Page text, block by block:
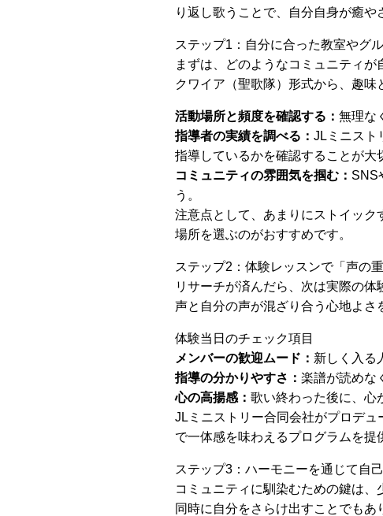
り返し歌うことで、自分自身が癒や
ステップ1：自分に合った教室やグ
まずは、どのようなコミュニティ
クワイア（聖歌隊）形式から、趣味
活動場所と頻度を確認する： 無理な
指導者の実績を調べる： JLミニスト
指導しているかを確認することが大
コミュニティの雰囲気を掴む： SNS
う。
注意点として、あまりにストイッ
場所を選ぶのがおすすめです。
ステップ2：体験レッスンで「声の
リサーチが済んだら、次は実際の
声と自分の声が混ざり合う心地よさ
体験当日のチェック項目
メンバーの歓迎ムード： 新しく入る
指導の分かりやすさ： 楽譜が読めな
心の高揚感： 歌い終わった後に、心
JLミニストリー合同会社がプロデ
で一体感を味わえるプログラムを提
ステップ3：ハーモニーを通じて自
コミュニティに馴染むための鍵は
同時に自分をさらけ出すことでもあ